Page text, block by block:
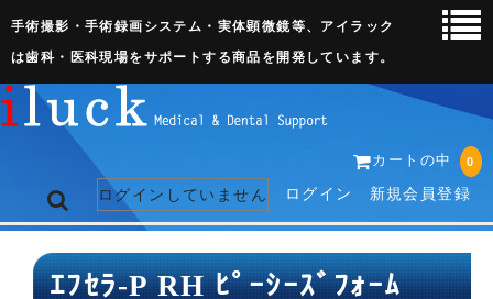
手術撮影・手術録画システム・実体顕微鏡等、アイラック
は歯科・医科現場をサポートする商品を開発しています。
カートの中 0
ログインしていません ログイン 新規会員登録
トップページ
ｴﾌｾﾗ-P RH ﾋﾟｰｼｰｽﾞﾌｫｰﾑ